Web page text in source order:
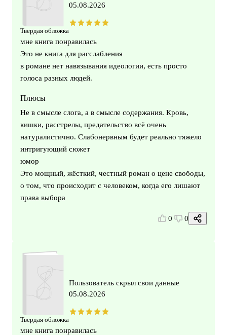
Твердая обложка
05.08.2026
мне книга понравилась
Это не книга для расслабления
в романе нет навязывания идеологии, есть просто
голоса разных людей.
Плюсы
Не в смысле слога, а в смысле содержания. Кровь,
кишки, расстрелы, предательство всё очень
натуралистично. Слабонервным будет реально тяжело
интригующий сюжет
юмор
Это мощный, жёсткий, честный роман о цене свободы,
о том, что происходит с человеком, когда его лишают
права выбора
0 0
Твердая обложка
Пользователь скрыл свои данные
05.08.2026
мне книга понравилась